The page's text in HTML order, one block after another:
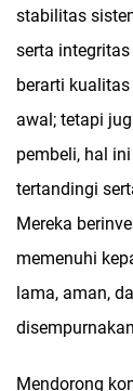
stabilitas
serta
berarti
awal; tetapi
pembeli, hal
tertandingi
Mereka
memenuhi
lama, aman,
Mendorong